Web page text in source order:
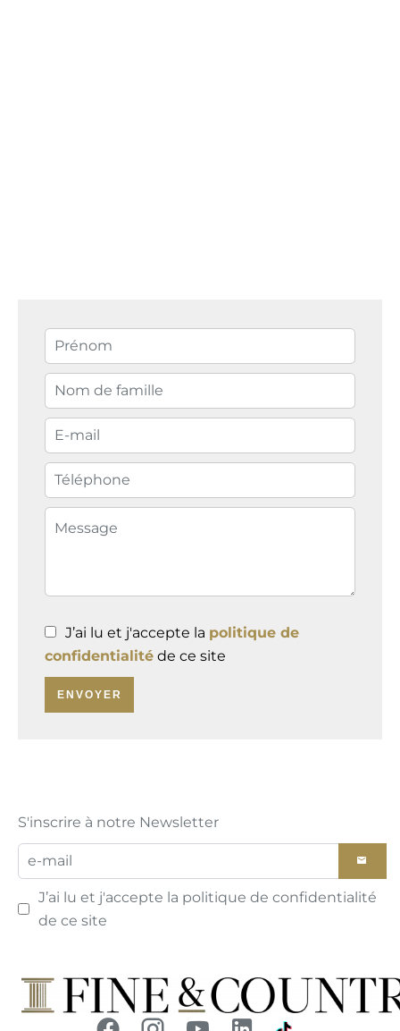
J’ai lu et j'accepte la politique de
confidentialité de ce site
ENVOYER
S'inscrire à notre Newsletter
J’ai lu et j'accepte la politique de confidentialité
de ce site